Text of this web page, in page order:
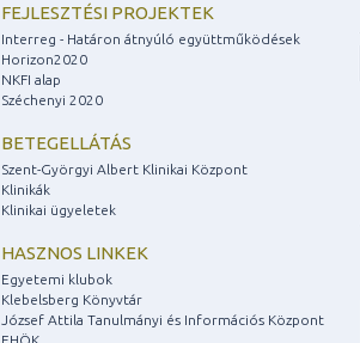
FEJLESZTÉSI PROJEKTEK
Interreg - Határon átnyúló együttműködések
Horizon2020
NKFI alap
Széchenyi 2020
BETEGELLÁTÁS
Szent-Györgyi Albert Klinikai Központ
Klinikák
Klinikai ügyeletek
HASZNOS LINKEK
Egyetemi klubok
Klebelsberg Könyvtár
József Attila Tanulmányi és Információs Központ
EHÖK